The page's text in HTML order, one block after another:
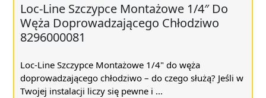
Loc-Line Szczypce Montażowe 1/4″ Do
Węża Doprowadzającego Chłodziwo
8296000081
Loc-Line Szczypce Montażowe 1/4" do węża
doprowadzającego chłodziwo – do czego służą? Jeśli w
Twojej instalacji liczy się pewne i ...